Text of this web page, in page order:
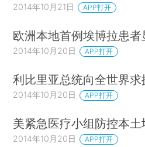
2014年10月21日 APP打开
欧洲本地首例埃博拉患
2014年10月20日 APP打开
利比里亚总统向全世界
2014年10月20日 APP打开
美紧急医疗小组防控本
2014年10月20日 APP打开